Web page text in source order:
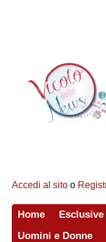
Accedi al sito o
Home Esclusive
Uomini e Donne